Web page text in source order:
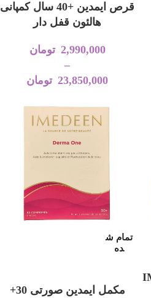
قرص ایمدین +40 سال کمپانی
هالئون قفل دار
2,990,000 تومان
–
23,850,000 تومان
تمام ش
ده
مکمل ایمدین‌ صورتی 30+